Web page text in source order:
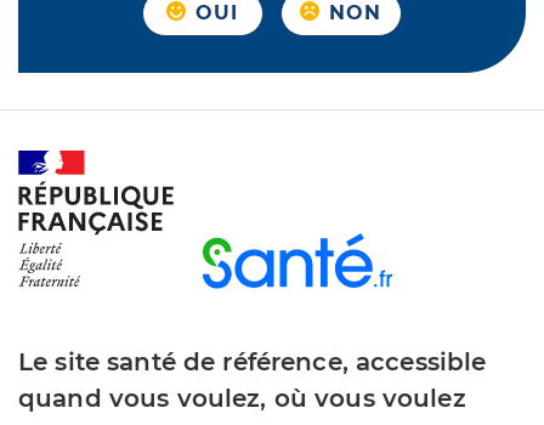
OUI NON
Le site santé de référence, accessible
quand vous voulez, où vous voulez